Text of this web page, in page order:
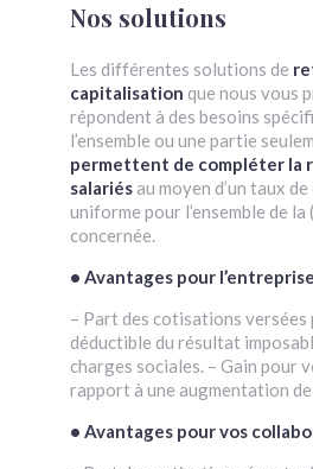
Nos solutions
Les différentes solutions de
capitalisation que nous vous
répondent à des besoins
l’ensemble ou une partie
permettent de compléter la
salariés au moyen d’un taux
uniforme pour l’ensemble de
concernée.
• Avantages pour l’entreprise
– Part des cotisations versées
déductible du résultat
charges sociales. – Gain pour
rapport à une augmentation
• Avantages pour vos